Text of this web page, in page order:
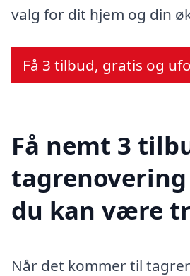
valg for dit hjem og din
Få 3 tilbud, gratis og
Få nemt 3
du kan være
Når det kommer til